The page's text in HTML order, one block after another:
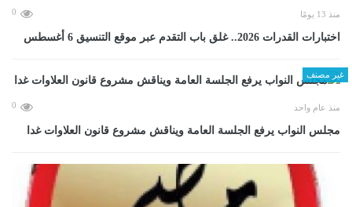
منذ 13 يومًا 0
اختبارات القدرات 2026.. غلق باب التقدم عبر موقع التنسيق 6 أغسطس
غير مصنف
منذ عام واحد 0
مجلس النواب يرفع الجلسة العامة ويناقش مشروع قانون العلاوات غدا